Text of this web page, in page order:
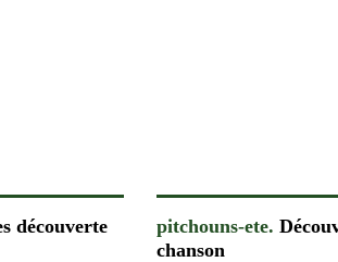
découverte pitchouns-ete.
chanson